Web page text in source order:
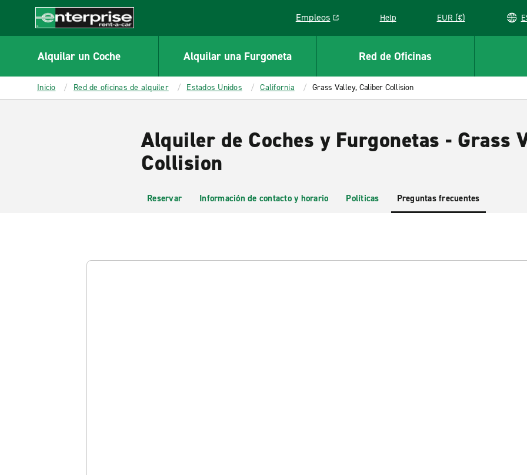
CONTENT
Enterprise
Empleos
Link opens in a new window
Help EUR (€)
Alquilar un Coche Alquilar una Furgoneta Red de Oficinas
Inicio Red de oficinas de alquiler Estados Unidos California Grass Valley, Caliber Collision
Alquiler de Coches y Furgonetas - Grass
Collision
Reservar Información de contacto y horario Políticas Preguntas frecuentes